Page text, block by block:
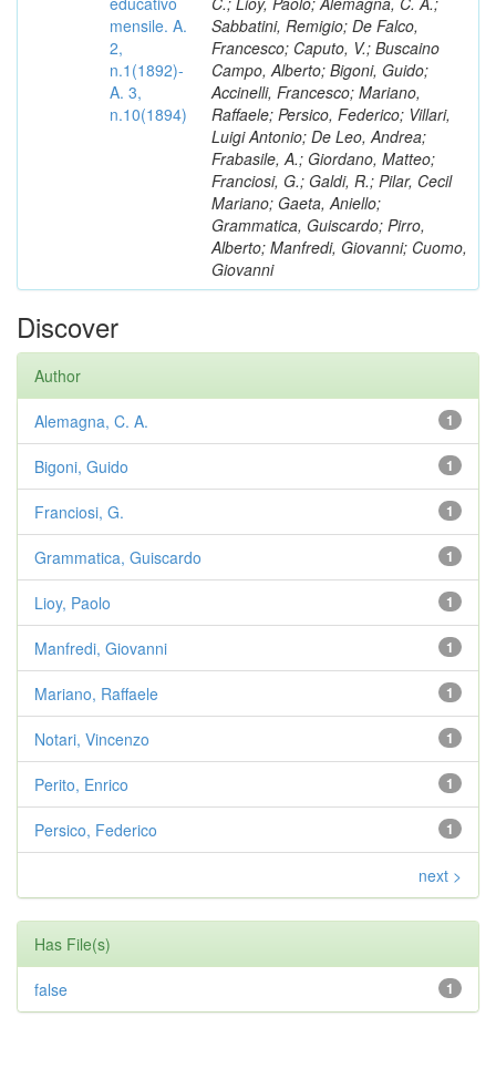
mensile. A.
2,
n.1(1892)-
A. 3,
n.10(1894)
Sabbatini, Remigio; De Falco,
Francesco; Caputo, V.; Buscaino
Campo, Alberto; Bigoni, Guido;
Accinelli, Francesco; Mariano,
Raffaele; Persico, Federico; Villari,
Luigi Antonio; De Leo, Andrea;
Frabasile, A.; Giordano, Matteo;
Franciosi, G.; Galdi, R.; Pilar, Cecil
Mariano; Gaeta, Aniello;
Grammatica, Guiscardo; Pirro,
Alberto; Manfredi, Giovanni; Cuomo,
Giovanni
Discover
Author
1
Alemagna, C. A.
1
Bigoni, Guido
1
Franciosi, G.
1
Grammatica, Guiscardo
1
Lioy, Paolo
1
Manfredi, Giovanni
1
Mariano, Raffaele
1
Notari, Vincenzo
1
Perito, Enrico
1
Persico, Federico
next >
Has File(s)
1
false